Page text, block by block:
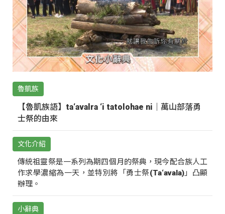
魯凱族
【魯凱族語】ta‘avalra ‘i tatolohae ni｜萬山部落勇
士祭的由來
文化介紹
傳統祖靈祭是一系列為期四個月的祭典，現今配合族人工
作求學濃縮為一天，並特別將「勇士祭(Ta‘avala)」凸顯
辦理。
小辭典